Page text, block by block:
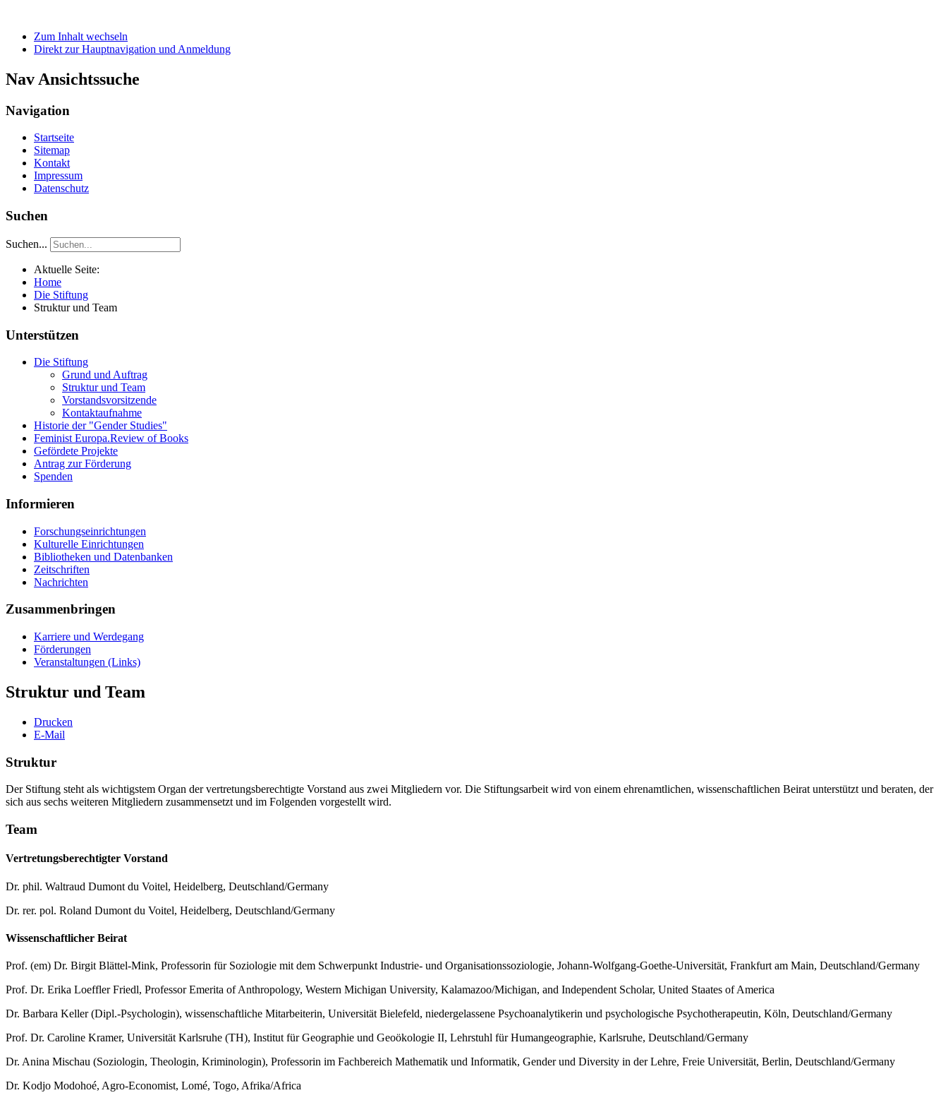
Zum Inhalt wechseln
Direkt zur Hauptnavigation und Anmeldung
Nav Ansichtssuche
Navigation
Startseite
Sitemap
Kontakt
Impressum
Datenschutz
Suchen
Suchen...
Aktuelle Seite:
Home
Die Stiftung
Struktur und Team
Unterstützen
Die Stiftung
Grund und Auftrag
Struktur und Team
Vorstandsvorsitzende
Kontaktaufnahme
Historie der "Gender Studies"
Feminist Europa.Review of Books
Gefördete Projekte
Antrag zur Förderung
Spenden
Informieren
Forschungseinrichtungen
Kulturelle Einrichtungen
Bibliotheken und Datenbanken
Zeitschriften
Nachrichten
Zusammenbringen
Karriere und Werdegang
Förderungen
Veranstaltungen (Links)
Struktur und Team
Drucken
E-Mail
Struktur
Der Stiftung steht als wichtigstem Organ der vertretungsberechtigte Vorstand aus zwei Mitgliedern vor. Die Stiftungsarbeit wird von einem ehrenamtlichen, wissenschaftlichen Beirat unterstützt und beraten, der
sich aus sechs weiteren Mitgliedern zusammensetzt und im Folgenden vorgestellt wird.
Team
Vertretungsberechtigter Vorstand
Dr. phil. Waltraud Dumont du Voitel, Heidelberg, Deutschland/Germany
Dr. rer. pol. Roland Dumont du Voitel, Heidelberg, Deutschland/Germany
Wissenschaftlicher Beirat
Prof. (em) Dr. Birgit Blättel-Mink, Professorin für Soziologie mit dem Schwerpunkt Industrie- und Organisationssoziologie, Johann-Wolfgang-Goethe-Universität, Frankfurt am Main, Deutschland/Germany
Prof. Dr. Erika Loeffler Friedl, Professor Emerita of Anthropology, Western Michigan University, Kalamazoo/Michigan, and Independent Scholar, United Staates of America
Dr. Barbara Keller (Dipl.-Psychologin), wissenschaftliche Mitarbeiterin, Universität Bielefeld, niedergelassene Psychoanalytikerin und psychologische Psychotherapeutin, Köln, Deutschland/Germany
Prof. Dr. Caroline Kramer, Universität Karlsruhe (TH), Institut für Geographie und Geoökologie II, Lehrstuhl für Humangeographie, Karlsruhe, Deutschland/Germany
Dr. Anina Mischau (Soziologin, Theologin, Kriminologin), Professorin im Fachbereich Mathematik und Informatik, Gender und Diversity in der Lehre, Freie Universität, Berlin, Deutschland/Germany
Dr. Kodjo Modohoé, Agro-Economist, Lomé, Togo, Afrika/Africa